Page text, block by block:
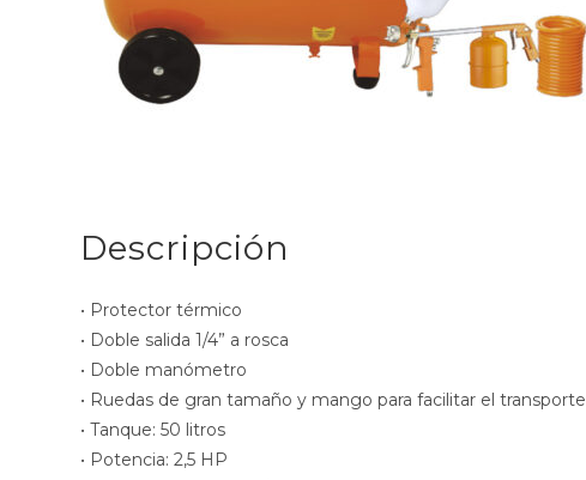
Descripción
• Protector térmico
• Doble salida 1/4” a rosca
• Doble manómetro
• Ruedas de gran tamaño y mango para facilitar el transporte
• Tanque: 50 litros
• Potencia: 2,5 HP